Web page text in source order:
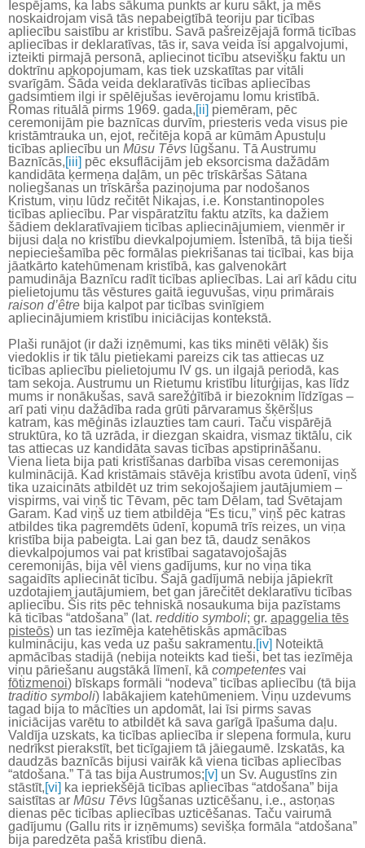
Iespējams, ka labs sākuma punkts ar kuru sākt, ja mēs
noskaidrojam visā tās nepabeigtībā teoriju par ticības
apliecību saistību ar kristību. Savā pašreizējajā formā ticības
apliecības ir deklaratīvas, tās ir, sava veida īsi apgalvojumi,
izteikti pirmajā personā, apliecinot ticību atsevišķu faktu un
doktrīnu apkopojumam, kas tiek uzskatītas par vitāli
svarīgām. Šāda veida deklaratīvās ticības apliecības
gadsimtiem ilgi ir spēlējušas ievērojamu lomu kristībā.
Romas rituālā pirms 1969. gada,[ii] piemēram, pēc
ceremonijām pie baznīcas durvīm, priesteris veda visus pie
kristāmtrauka un, ejot, rečitēja kopā ar kūmām Apustuļu
ticības apliecību un Mūsu Tēvs lūgšanu. Tā Austrumu
Baznīcās,[iii] pēc eksuflācijām jeb eksorcisma dažādām
kandidāta ķermeņa daļām, un pēc trīskāršas Sātana
noliegšanas un trīskārša paziņojuma par nodošanos
Kristum, viņu lūdz rečitēt Nikajas, i.e. Konstantinopoles
ticības apliecību. Par vispāratzītu faktu atzīts, ka dažiem
šādiem deklaratīvajiem ticības apliecinājumiem, vienmēr ir
bijusi daļa no kristību dievkalpojumiem. Īstenībā, tā bija tieši
nepieciešamība pēc formālas piekrišanas tai ticībai, kas bija
jāatkārto katehūmenam kristībā, kas galvenokārt
pamudināja Baznīcu radīt ticības apliecības. Lai arī kādu citu
pielietojumu tās vēstures gaitā ieguvušas, viņu primārais
raison d’être bija kalpot par ticības svinīgiem
apliecinājumiem kristību iniciācijas kontekstā.
Plaši runājot (ir daži izņēmumi, kas tiks minēti vēlāk) šis
viedoklis ir tik tālu pietiekami pareizs cik tas attiecas uz
ticības apliecību pielietojumu IV gs. un ilgajā periodā, kas
tam sekoja. Austrumu un Rietumu kristību liturģijas, kas līdz
mums ir nonākušas, savā sarežģītībā ir biezoknim līdzīgas –
arī pati viņu dažādība rada grūti pārvaramus šķēršļus
katram, kas mēģinās izlauzties tam cauri. Taču vispārējā
struktūra, ko tā uzrāda, ir diezgan skaidra, vismaz tiktālu, cik
tas attiecas uz kandidāta savas ticības apstiprināšanu.
Viena lieta bija pati kristīšanas darbība visas ceremonijas
kulminācijā. Kad kristāmais stāvēja kristību avota ūdenī, viņš
tika uzaicināts atbildēt uz trim sekojošajiem jautājumiem –
vispirms, vai viņš tic Tēvam, pēc tam Dēlam, tad Svētajam
Garam. Kad viņš uz tiem atbildēja “Es ticu,” viņš pēc katras
atbildes tika pagremdēts ūdenī, kopumā trīs reizes, un viņa
kristība bija pabeigta. Lai gan bez tā, daudz senākos
dievkalpojumos vai pat kristībai sagatavojošajās
ceremonijās, bija vēl viens gadījums, kur no viņa tika
sagaidīts apliecināt ticību. Šajā gadījumā nebija jāpiekrīt
uzdotajiem jautājumiem, bet gan jārečitēt deklaratīvu ticības
apliecību. Šis rits pēc tehniskā nosaukuma bija pazīstams
kā ticības “atdošana” (lat. redditio symboli; gr. apaggelia tēs
pisteōs) un tas iezīmēja katehētiskās apmācības
kulmināciju, kas veda uz pašu sakramentu.[iv] Noteiktā
apmācības stadijā (nebija noteikts kad tieši, bet tas iezīmēja
viņu pāriešanu augstākā līmenī, kā competentes vai
fōtizmenoi) bīskaps formāli “nodeva” ticības apliecību (tā bija
traditio symboli) labākajiem katehūmeniem. Viņu uzdevums
tagad bija to mācīties un apdomāt, lai īsi pirms savas
iniciācijas varētu to atbildēt kā sava garīgā īpašuma daļu.
Valdīja uzskats, ka ticības apliecība ir slepena formula, kuru
nedrīkst pierakstīt, bet ticīgajiem tā jāiegaumē. Izskatās, ka
daudzās baznīcās bijusi vairāk kā viena ticības apliecības
“atdošana.” Tā tas bija Austrumos;[v] un Sv. Augustīns zin
stāstīt,[vi] ka iepriekšējā ticības apliecības “atdošana” bija
saistītas ar Mūsu Tēvs lūgšanas uzticēšanu, i.e., astoņas
dienas pēc ticības apliecības uzticēšanas. Taču vairumā
gadījumu (Gallu rits ir izņēmums) sevišķa formāla “atdošana”
bija paredzēta pašā kristību dienā.